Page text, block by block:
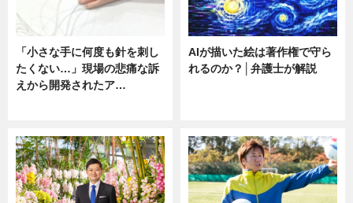
「小さな手に何度も針を刺し
たくない…」現場の悲痛な訴
えから開発されたア…
AIが描いた絵は著作権で守ら
れるのか？│弁護士が解説